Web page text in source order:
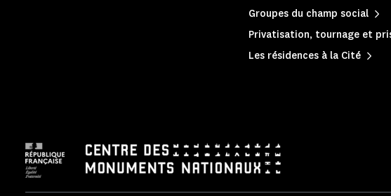
Groupes du champ social
Privatisation, tournage et
Les résidences à la Cité